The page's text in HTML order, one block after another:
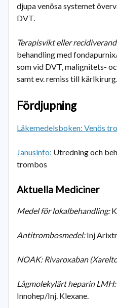
djupa venösa systemet
DVT.
Terapisvikt eller
behandling med
som vid DVT, malignitets-
samt ev. remiss till kärlkirurg.
Fördjupning
Läkemedelsboken: Venös
Janusinfo: Utredning och
trombos
Aktuella Mediciner
Medel för lokalbehandling:
Antitrombosmedel:Inj
NOAK: Rivaroxaban
Lågmolekylärt heparin LMH:
Innohep/Inj. Klexane.